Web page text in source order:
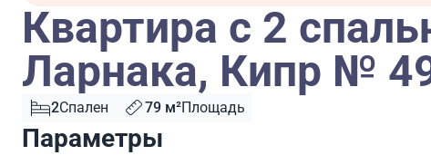
Квартира с 2
Ларнака, Кипр №
2Спален 79 м²Площадь
Параметры